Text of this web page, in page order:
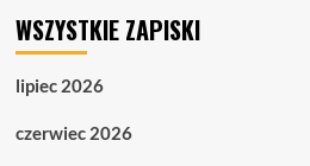
WSZYSTKIE ZAPISKI
lipiec 2026
czerwiec 2026